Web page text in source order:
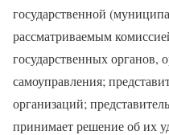
государственной
рассматриваемым
государственных органов,
самоуправления;
организаций;
принимает решение об их